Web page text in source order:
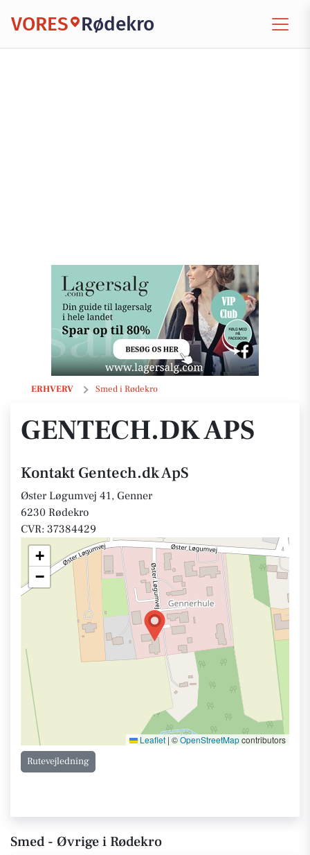
VORES Rødekro
ERHVERV Smed i Rødekro
Gentech.dk ApS
GENTECH.DK APS
Kontakt Gentech.dk ApS
Øster Løgumvej 41, Genner
6230 Rødekro
CVR: 37384429
+
−
Leaflet | ©OpenStreetMapcontributors
Rutevejledning
Smed - Øvrige i Rødekro